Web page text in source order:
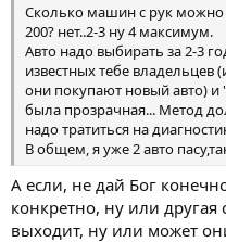
Сколько машин с рук можно
200? нет..2-3 ну 4 максимум.
Авто надо выбирать за 2-3
известных тебе владельцев
они покупают новый авто) и
была прозрачная... Метод
надо тратиться на
В общем, я уже 2 авто
А если, не дай Бог
конкретно, ну или другая
выходит, ну или может